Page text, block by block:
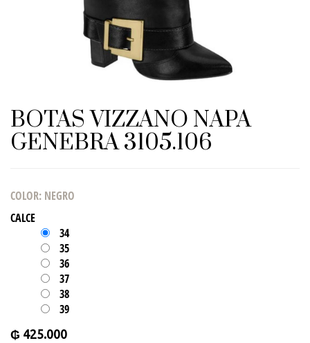
BOTAS VIZZANO NAPA
GENEBRA 3105.106
COLOR: NEGRO
CALCE
34
35
36
37
38
39
₲ 425.000